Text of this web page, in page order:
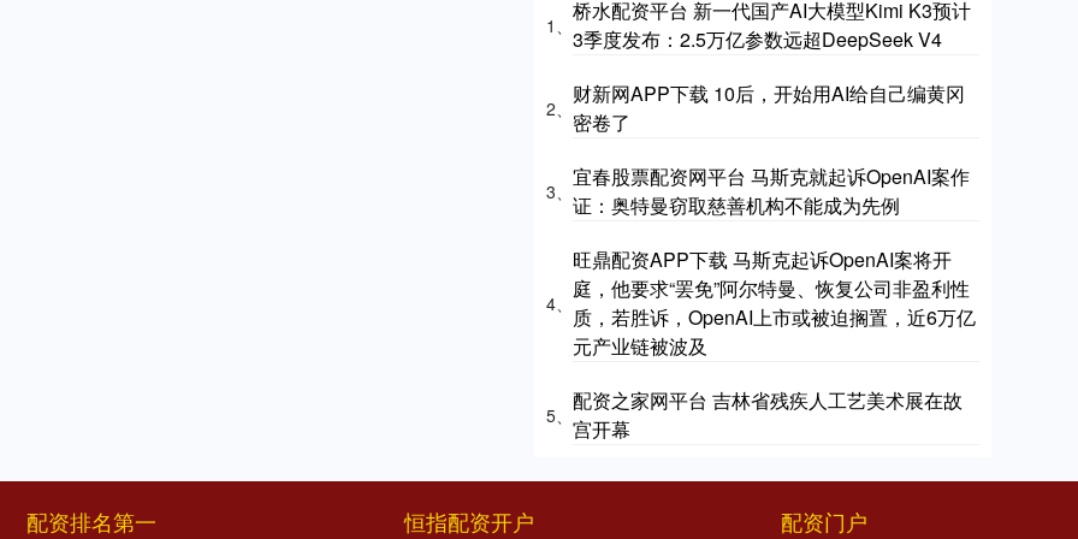
1、
桥水配资平台 新一代国产AI大模型Kimi K3预计
3季度发布：2.5万亿参数远超DeepSeek V4
2、
财新网APP下载 10后，开始用AI给自己编黄冈
密卷了
3、
宜春股票配资网平台 马斯克就起诉OpenAI案作
证：奥特曼窃取慈善机构不能成为先例
4、
旺鼎配资APP下载 马斯克起诉OpenAI案将开
庭，他要求“罢免”阿尔特曼、恢复公司非盈利性
质，若胜诉，OpenAI上市或被迫搁置，近6万亿
元产业链被波及
5、
配资之家网平台 吉林省残疾人工艺美术展在故
宫开幕
配资排名第一 恒指配资开户 配资门户